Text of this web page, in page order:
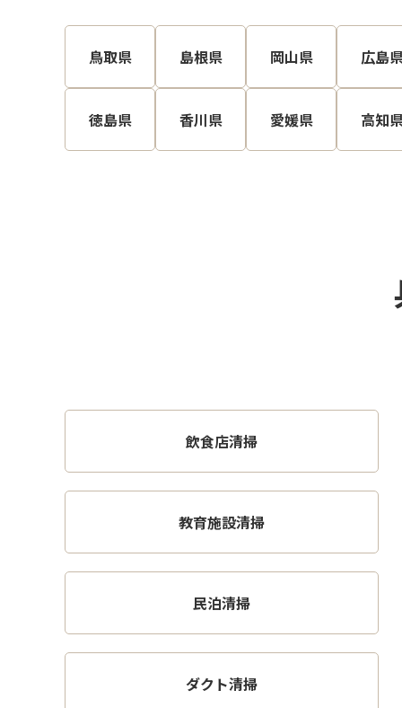
鳥取県 島根県 岡山県 広島
徳島県 香川県 愛媛県 高知
飲食店清掃
教育施設清掃
民泊清掃
ダクト清掃